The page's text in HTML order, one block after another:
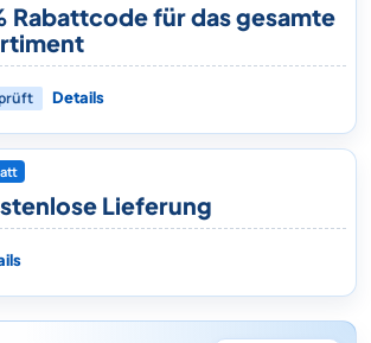
Rabattcode für das gesamte
Details
Lieferung